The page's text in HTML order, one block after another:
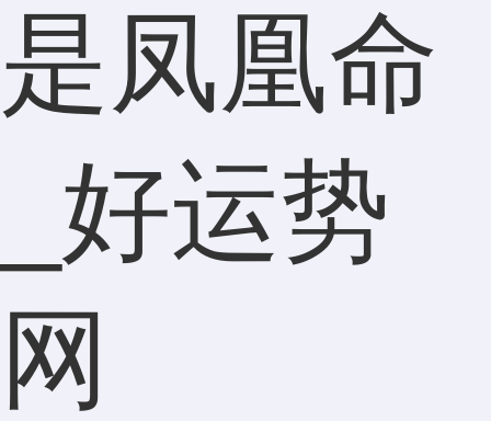
是凤凰命
_好运势
网